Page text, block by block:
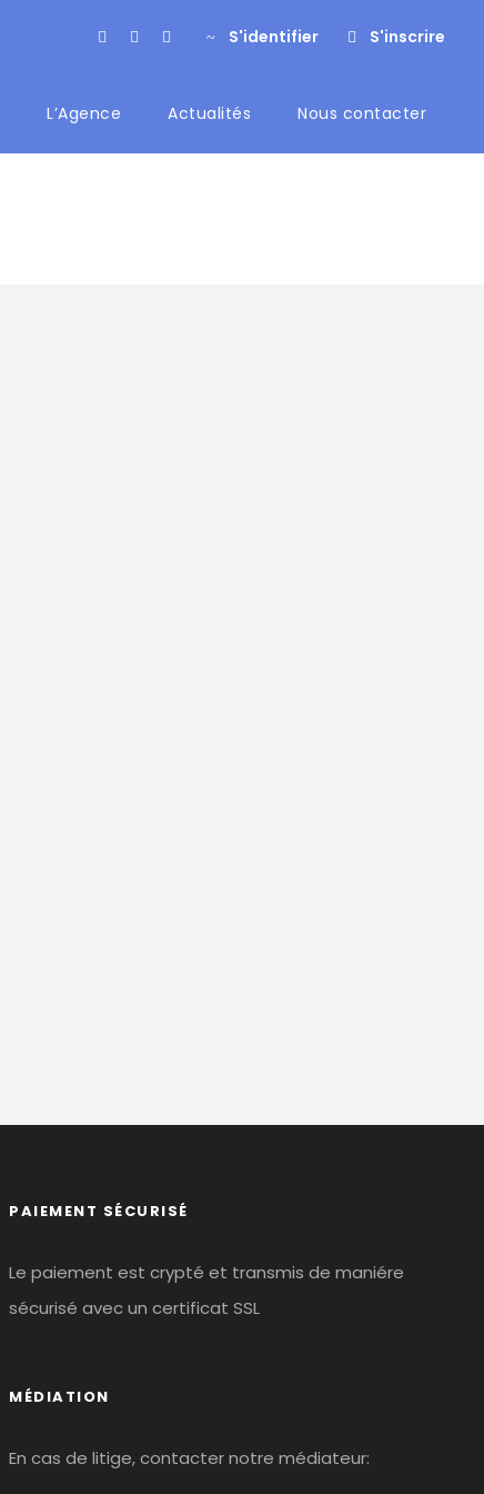
S'identifier S'inscrire
L’Agence Actualités Nous contacter
PAIEMENT SÉCURISÉ
Le paiement est crypté et transmis de maniére
sécurisé avec un certificat SSL
MÉDIATION
En cas de litige, contacter notre médiateur: